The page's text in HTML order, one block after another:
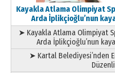
Kayakla Atlama Olimpiyat
Arda İplikçioğlu’nun
➤ Kayakla Atlama Olimpiyat
Arda İplikçioğlu’nun
➤ Kartal Belediyesi’nden